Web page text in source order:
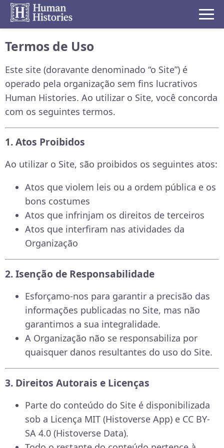
Termos de Uso
Este site (doravante denominado “o Site”) é
operado pela organização sem fins lucrativos
Human Histories. Ao utilizar o Site, você concorda
com os seguintes termos.
1. Atos Proibidos
Ao utilizar o Site, são proibidos os seguintes atos:
Atos que violem leis ou a ordem pública e os
bons costumes
Atos que infrinjam os direitos de terceiros
Atos que interfiram nas atividades da
Organização
2. Isenção de Responsabilidade
Esforçamo-nos para garantir a precisão das
informações publicadas no Site, mas não
garantimos a sua integralidade.
A Organização não se responsabiliza por
quaisquer danos resultantes do uso do Site.
3. Direitos Autorais e Licenças
Parte do conteúdo do Site é disponibilizada
sob a Licença MIT (Histoverse App) e CC BY-
SA 4.0 (Histoverse Data).